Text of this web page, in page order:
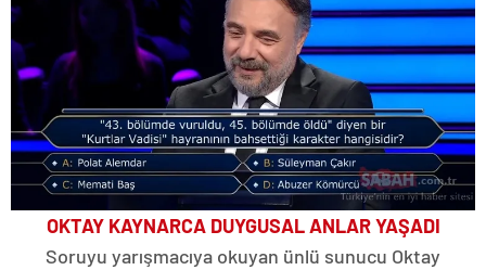
OKTAY KAYNARCA DUYGUSAL ANLAR YAŞADI
Soruyu yarışmacıya okuyan ünlü sunucu Oktay